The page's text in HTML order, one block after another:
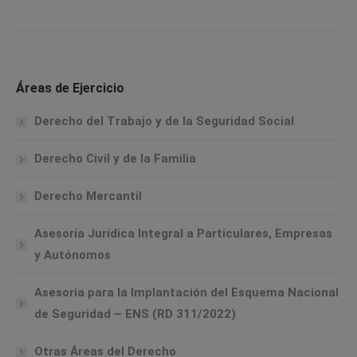
Áreas de Ejercicio
Derecho del Trabajo y de la Seguridad Social
Derecho Civil y de la Familia
Derecho Mercantil
Asesoría Jurídica Integral a Particulares, Empresas
y Autónomos
Asesoría para la Implantación del Esquema Nacional
de Seguridad – ENS (RD 311/2022)
Otras Áreas del Derecho